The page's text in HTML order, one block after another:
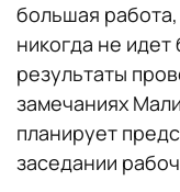
большая работа,
никогда не
результаты
замечаниях
планирует
заседании